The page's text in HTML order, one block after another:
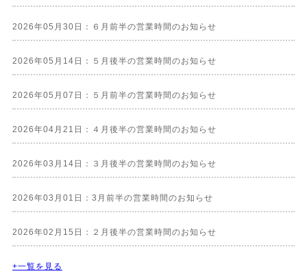
2026年05月30日：６月前半の営業時間のお知らせ
2026年05月14日：５月後半の営業時間のお知らせ
2026年05月07日：５月前半の営業時間のお知らせ
2026年04月21日：４月後半の営業時間のお知らせ
2026年03月14日：３月後半の営業時間のお知らせ
2026年03月01日：3月前半の営業時間のお知らせ
2026年02月15日：２月後半の営業時間のお知らせ
+一覧を見る